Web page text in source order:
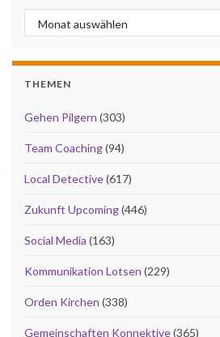
Archiv
THEMEN
Gehen Pilgern (303)
Team Coaching(94)
Local Detective(617)
Zukunft Upcoming(446)
Social Media (163)
Kommunikation Lotsen (229)
Orden Kirchen (338)
Gemeinschaften Konnektive(365)